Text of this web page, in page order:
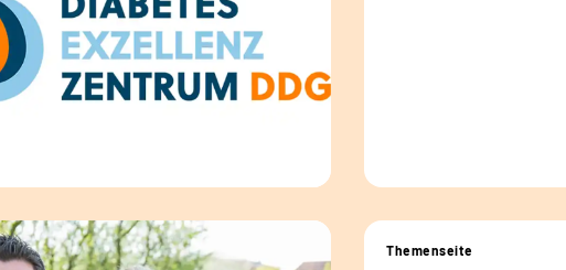
Themenseite